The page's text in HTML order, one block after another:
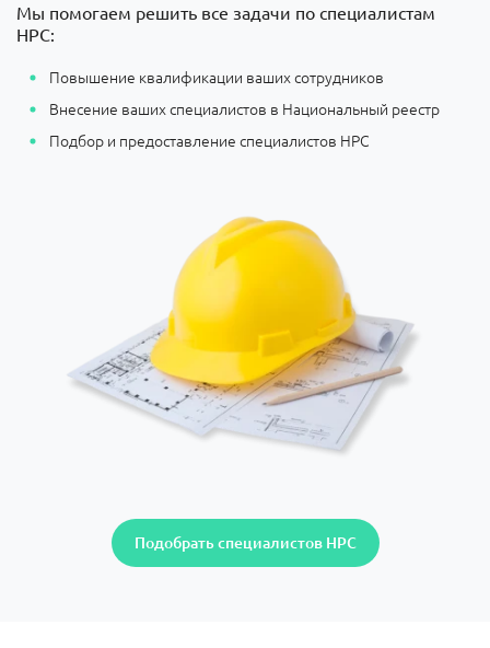
Подобрать специалистов НРС
Мы помогаем решить все задачи по специалистам
НРС:
Повышение квалификации ваших сотрудников
Внесение ваших специалистов в Национальный реестр
Подбор и предоставление специалистов НРС